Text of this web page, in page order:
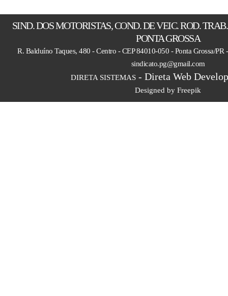
SIND. DOS MOTORISTAS, COND. DE VEIC. ROD.
PONTA GROSSA
R. Balduíno Taques, 480 - Centro - CEP 84010-050 - Ponta Grossa/
sindicato.pg@gmail.com
DIRETA SISTEMAS- Direta Web
Designed by Freepik